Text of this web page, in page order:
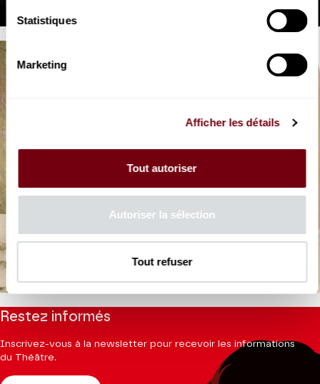
Statistiques
Marketing
Afficher les détails
Tout autoriser
Autoriser la sélection
Tout refuser
DANSE | FRANCE MUSIQUE
Danser l’enracinement et l’ouverture
Restez informés
Inscrivez-vous à la newsletter pour recevoir les informations
du Théâtre.